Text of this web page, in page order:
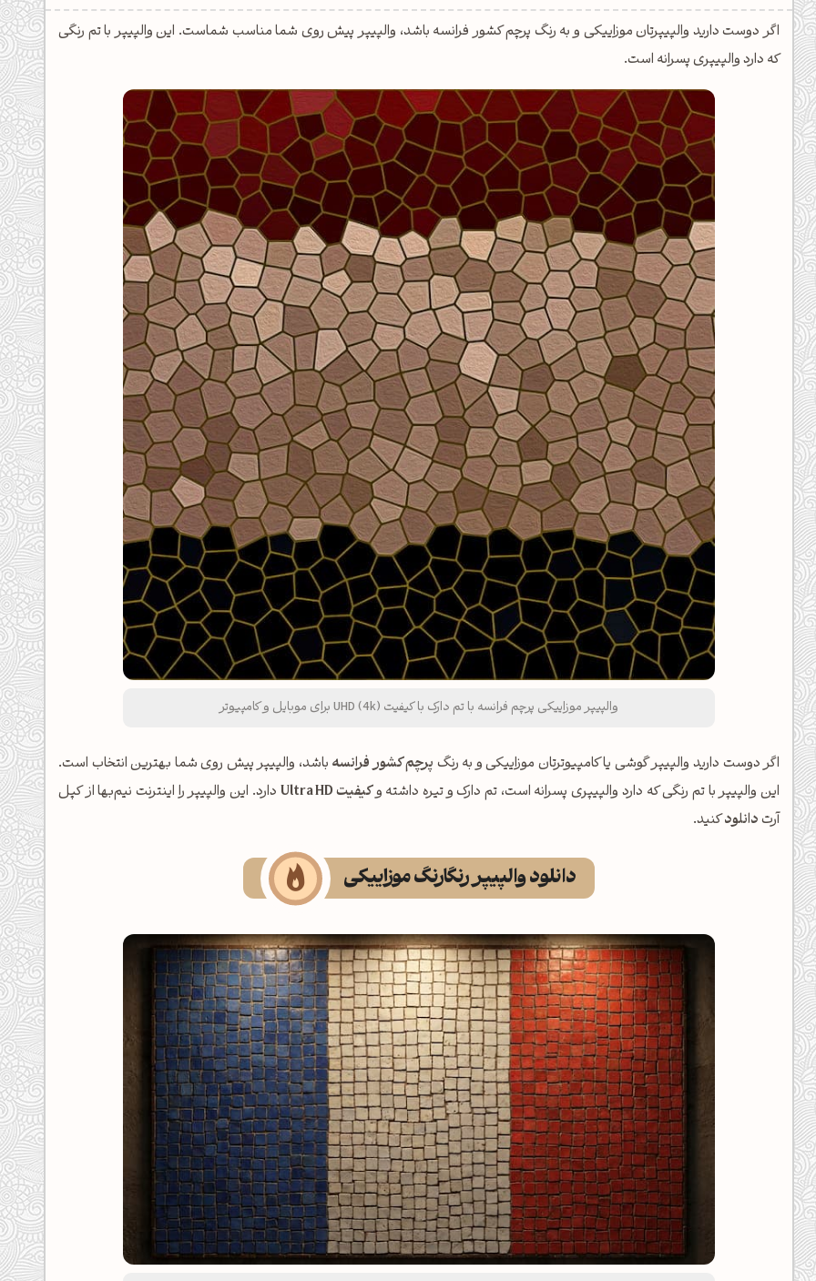
کدهای رنگ
رنگ مکمل
تمام ابزارها
اگر دوست دارید والپیپرتان موزاییکی و به رنگ پرچم کشور فرانسه باشد، والپیپر پیش روی شما مناسب شماست. این والپیپر با تم رنگی
که دارد والپیپری پسرانه است.
والپیپر موزاییکی پرچم فرانسه با تم دارک با کیفیت UHD (4k) برای موبایل و کامپیوتر
اگر دوست دارید والپیپر گوشی یا کامپیوترتان موزاییکی و به رنگپرچم کشور فرانسهباشد، والپیپر پیش روی شما بهترین انتخاب است.
این والپیپر با تم رنگی که دارد والپیپری پسرانه است، تم دارک و تیره داشته وکیفیت Ultra HD
دارد. این والپیپر را اینترنت نیم‌بها از کپل
آرتدانلودکنید.
دانلود والپیپر رنگارنگ موزاییکی